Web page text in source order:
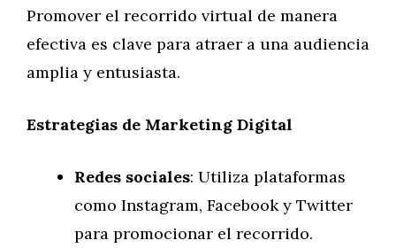
Promover el recorrido virtual de manera
efectiva es clave para atraer a una audiencia
amplia y entusiasta.
Estrategias de Marketing Digital
Redes sociales: Utiliza plataformas
como Instagram, Facebook y Twitter
para promocionar el recorrido.